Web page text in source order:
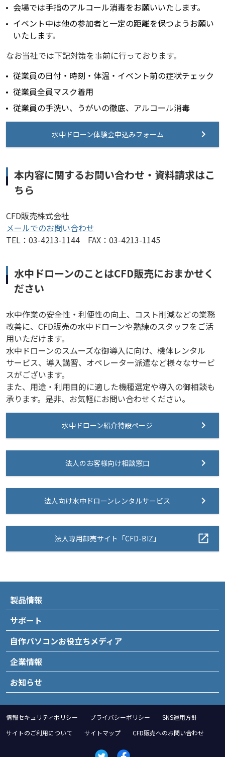
会場では手指のアルコール消毒をお願いいたします。
イベント中は他の参加者と一定の距離を保つようお願い
いたします。
なお当社では下記対策を事前に行っております。
従業員の日付・時刻・体温・イベント前の症状チェック
従業員全員マスク着用
従業員の手洗い、うがいの徹底、アルコール消毒
水中ドローン体験会申込みフォーム
本内容に関するお問い合わせ・資料請求はこ
ちら
CFD販売株式会社
メールでのお問い合わせ
TEL：03-4213-1144 FAX：03-4213-1145
水中ドローンのことはCFD販売におまかせく
ださい
水中作業の安全性・利便性の向上、コスト削減などの業務
改善に、CFD販売の水中ドローンや熟練のスタッフをご活
用いただけます。
水中ドローンのスムーズな御導入に向け、機体レンタル
サービス、導入講習、オペレーター派遣など様々なサービ
スがございます。
また、用途・利用目的に適した機種選定や導入の御相談も
承ります。是非、お気軽にお問い合わせください。
水中ドローン紹介特設ページ
法人のお客様向け相談窓口
法人向け水中ドローンレンタルサービス
法人専用卸売サイト「CFD-BIZ」
製品情報
サポート
自作パソコンお役立ちメディア
企業情報
お知らせ
情報セキュリティポリシー プライバシーポリシー
SNS運用方針
サイトのご利用について
サイトマップ CFD販売へのお問い合わせ